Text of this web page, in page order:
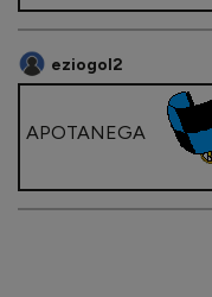
eziogol2
APOTANEGA